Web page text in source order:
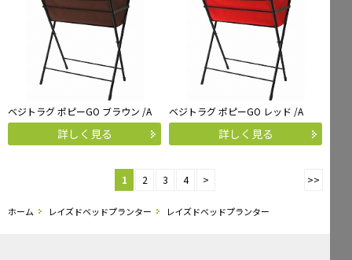
ベジトラグ ポピーGO ブラウン /A
詳しく見る
ベジトラグ ポピーGO レッド /A
詳しく見る
1 2 3 4 > >>
ホーム レイズドベッドプランター レイズドベッドプランター